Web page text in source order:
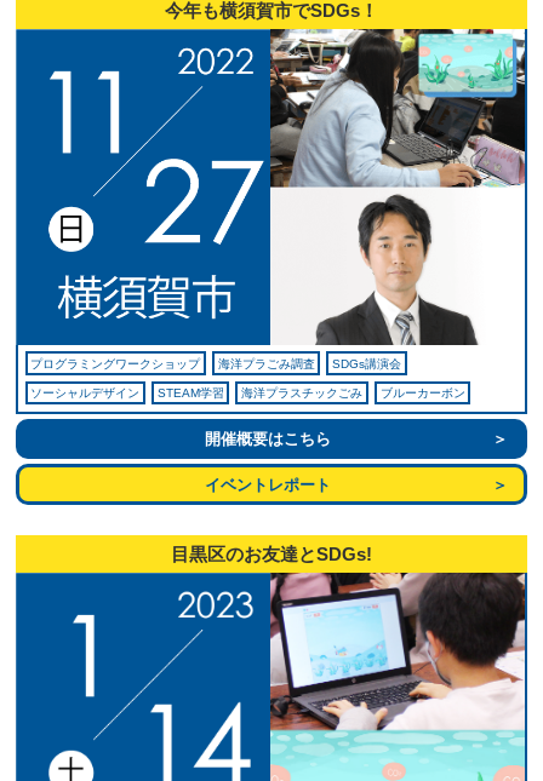
今年も横須賀市でSDGs！
プログラミングワークショップ 海洋プラごみ調査 SDGs講演会
ソーシャルデザイン STEAM学習 海洋プラスチックごみ ブルーカーボン
開催概要はこちら
イベントレポート
目黒区のお友達とSDGs!